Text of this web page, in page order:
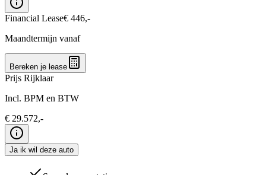
Financial Lease€ 446,-
Maandtermijn vanaf
Bereken je lease
Prijs Rijklaar
Incl. BPM en BTW
€ 29.572,-
Ja ik wil deze auto